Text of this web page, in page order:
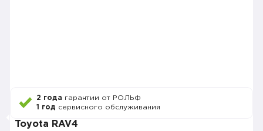
2 года гарантии от РОЛЬФ
1 год сервисного обслуживания
Toyota RAV4